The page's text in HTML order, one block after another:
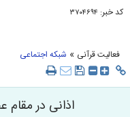
کد خبر: ۳۷۰۴۶۹۴
فعالیت قرآنی » شبکه اجتماعی
اذانی در